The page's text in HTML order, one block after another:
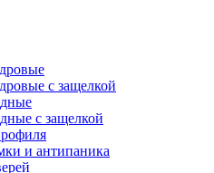
с защелкой
с защелкой
и антипаника